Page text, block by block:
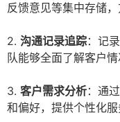
反馈意见等集中存储，
2. 沟通记录追踪：记
队能够全面了解客户情
3. 客户需求分析：通
和偏好，提供个性化服